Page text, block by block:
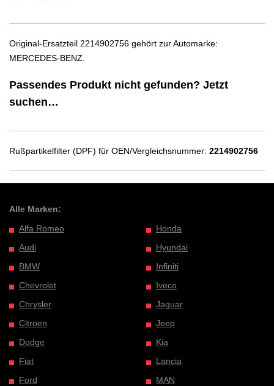
Original-Ersatzteil 2214902756 gehört zur Automarke:
MERCEDES-BENZ.
Passendes Produkt nicht gefunden? Jetzt
suchen…
Rußpartikelfilter (DPF) für OEN/Vergleichsnummer: 2214902756
Alle Marken:
Alfa Romeo
Audi
BMW
Chevrolet
Chrysler
Citroen
Dodge
Fiat
Ford
Honda
Hyundai
Infiniti
Iveco
Jaguar
Jeep
Kia
Lancia
MAN